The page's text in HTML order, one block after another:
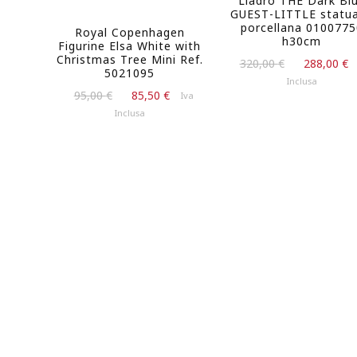
Royal Copenhagen
Figurine Elsa White with
Christmas Tree Mini Ref.
5021095
95,00€
prezzo
85,50 €
IlIva
Inclusa
GUEST-LITTLE
porcellana
h30cm
320,00€
prezzo
288,00 €
Inclusa